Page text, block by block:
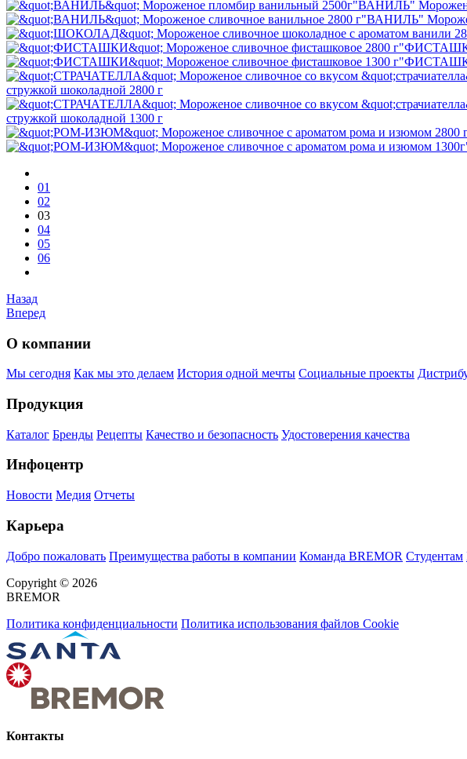
"ВАНИЛЬ"
"ВАНИЛЬ"
стружкой шоколадной 2800 г
стружкой шоколадной 1300 г
01
02
03
04
05
06
Назад
Вперед
О компании
Мы сегодня Как мы это делаем История одной мечты Социальные проекты
Продукция
Каталог Бренды Рецепты Качество и безопасность Удостоверения качества
Инфоцентр
Новости Медия Отчеты
Карьера
Добро пожаловать Преимущества работы в компании Команда BREMOR Студентам
Copyright © 2026
BREMOR
Политика конфиденциальности Политика использования файлов Cookie
Контакты